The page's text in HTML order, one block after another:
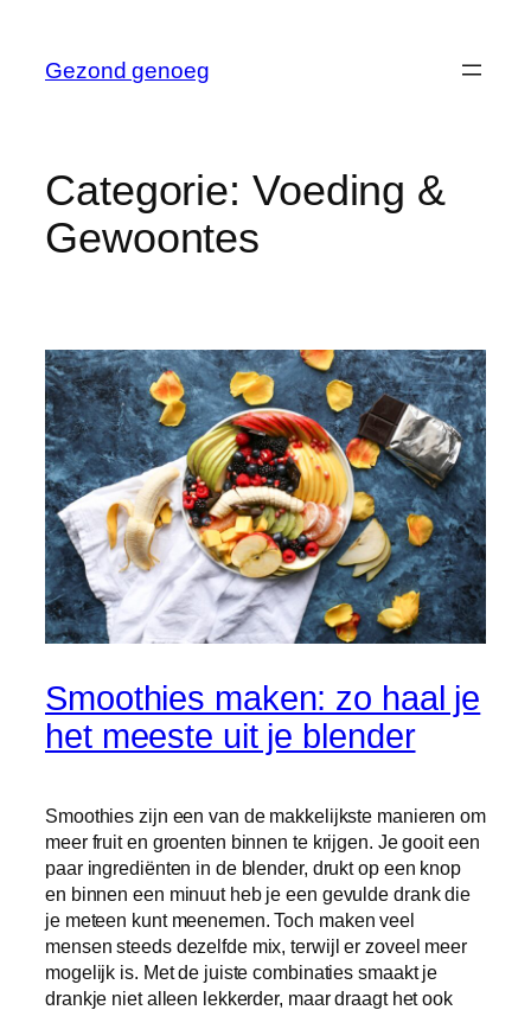
Gezond genoeg
Categorie: Voeding &
Gewoontes
Smoothies maken: zo haal je
het meeste uit je blender
Smoothies zijn een van de makkelijkste manieren om
meer fruit en groenten binnen te krijgen. Je gooit een
paar ingrediënten in de blender, drukt op een knop
en binnen een minuut heb je een gevulde drank die
je meteen kunt meenemen. Toch maken veel
mensen steeds dezelfde mix, terwijl er zoveel meer
mogelijk is. Met de juiste combinaties smaakt je
drankje niet alleen lekkerder, maar draagt het ook